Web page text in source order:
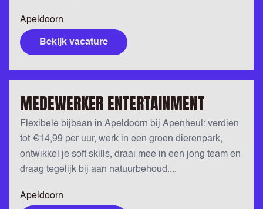
Apeldoorn
Bekijk vacature
MEDEWERKER ENTERTAINMENT
Apeldoorn
Flexibele bijbaan in Apeldoorn bij Apenheul: verdien
tot €14,99 per uur, werk in een groen dierenpark,
ontwikkel je soft skills, draai mee in een jong team en
draag tegelijk bij aan natuurbehoud....